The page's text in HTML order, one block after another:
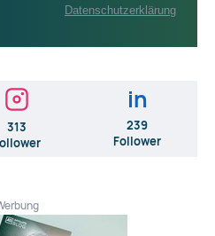
Datenschutzerklärung
313
in
239
Follower